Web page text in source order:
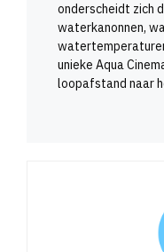
onderscheidt zich
waterkanonnen,
unieke Aqua
loopafstand naar